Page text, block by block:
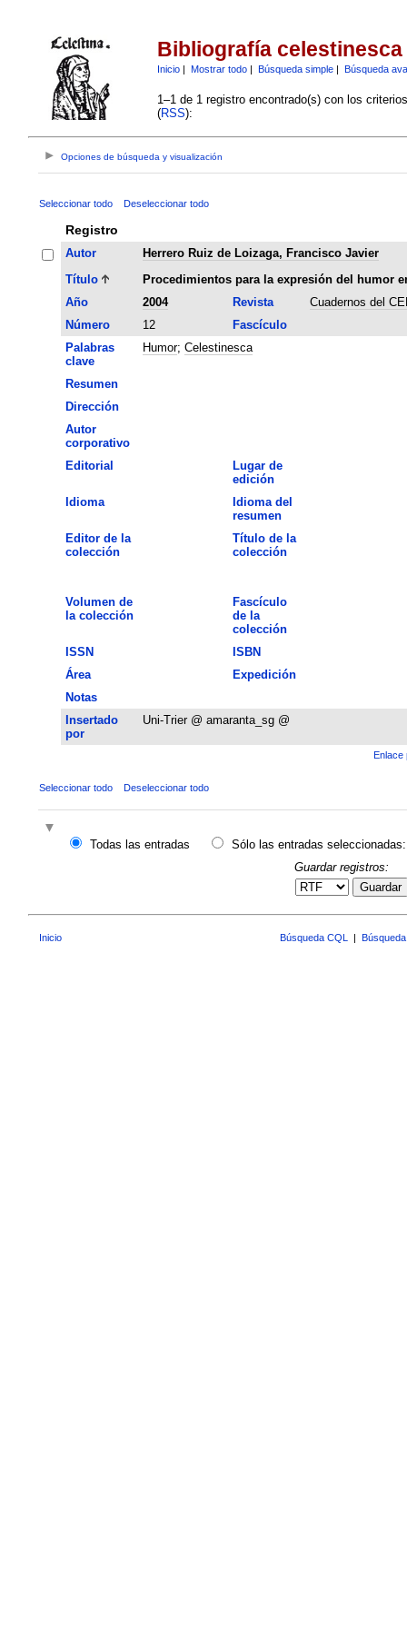
Bibliografía celestinesca
Inicio| Mostrar todo| Búsqueda simple| Búsqueda
1–1 de 1 registro encontrado(s) con los
(RSS):
Opciones de búsqueda y visualización
Seleccionar todo Deseleccionar todo
Registro
Autor
Herrero Ruiz de Loizaga, Francisco Javier
Título
Procedimientos para la expresión del humor
Año
2004 Revista
Cuadernos del
Número
12
Fascículo
Palabras
clave
Humor; Celestinesca
Resumen
Dirección
Autor
corporativo
Editorial
Lugar de
edición
Idioma
Idioma del
resumen
Editor de la
colección
Título de la
colección
Volumen de
la colección
Fascículo
de la
colección
ISSN
ISBN
Área
Expedición
Notas
Insertado
por
Uni-Trier @ amaranta_sg @
Enlace
Seleccionar todo Deseleccionar todo
Todas las entradas
Sólo las entradas seleccionadas:
Guardar registros:
Guardar
Inicio Búsqueda CQL